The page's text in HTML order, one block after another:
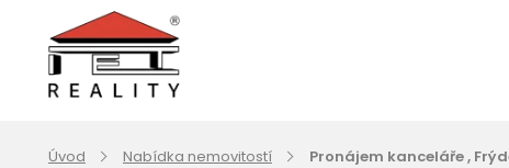
Úvod Nabídka nemovitostí Pronájem kanceláře ,